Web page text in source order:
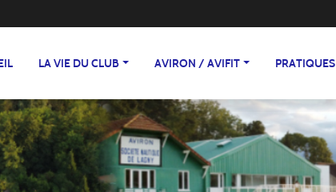
LA VIE DU CLUB AVIRON / AVIFIT PRATIQUES